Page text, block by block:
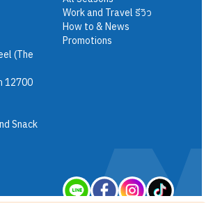
(The
12700
Snack
Work and Travel รีวิว
How to & News
Promotions